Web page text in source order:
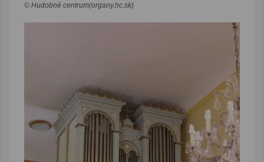
© Hudobné centrum(organy.hc.sk)